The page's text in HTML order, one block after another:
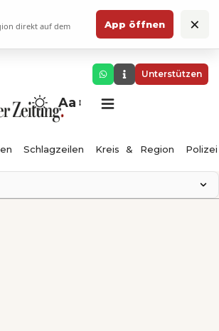
direkt auf dem
App öffnen ×
Unterstützen
Aa
Schlagzeilen Kreis & Region Polizei